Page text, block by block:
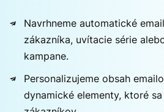
Navrhneme automatické
zákazníka, uvítacie série
kampane.
Personalizujeme obsah
dynamické elementy, ktoré